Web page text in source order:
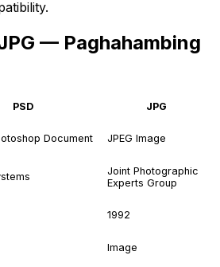
— Paghahambing
PSD JPG
Document JPEG Image
Joint Photographic
Experts Group
1992
Image